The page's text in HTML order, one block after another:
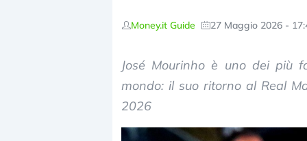
Money.it Guide 27 Maggio 2026 -
José Mourinho è uno dei più
mondo: il suo ritorno al Real
2026